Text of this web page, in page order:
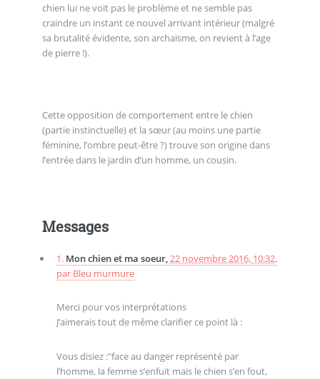
chien lui ne voit pas le problème et ne semble pas
craindre un instant ce nouvel arrivant intérieur (malgré
sa brutalité évidente, son archaïsme, on revient à l’age
de pierre !).
Cette opposition de comportement entre le chien
(partie instinctuelle) et la sœur (au moins une partie
féminine, l’ombre peut-être ?) trouve son origine dans
l’entrée dans le jardin d’un homme, un cousin.
Messages
1. Mon chien et ma soeur,22 novembre 2016, 10:32,
par Bleu murmure
Merci pour vos interprétations
J’aimerais tout de même clarifier ce point là :
Vous disiez :"face au danger représenté par
l’homme, la femme s’enfuit mais le chien s’en fout,